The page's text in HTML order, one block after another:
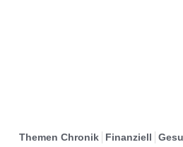
Themen Chronik Finanziell